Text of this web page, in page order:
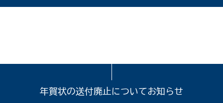
年賀状の送付廃止についてお知らせ